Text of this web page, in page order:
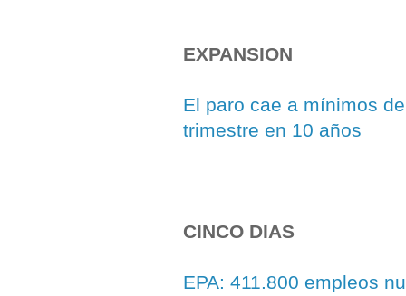
EXPANSION
El paro cae a mínimos
trimestre en 10 años
CINCO DIAS
EPA: 411.800 empleos